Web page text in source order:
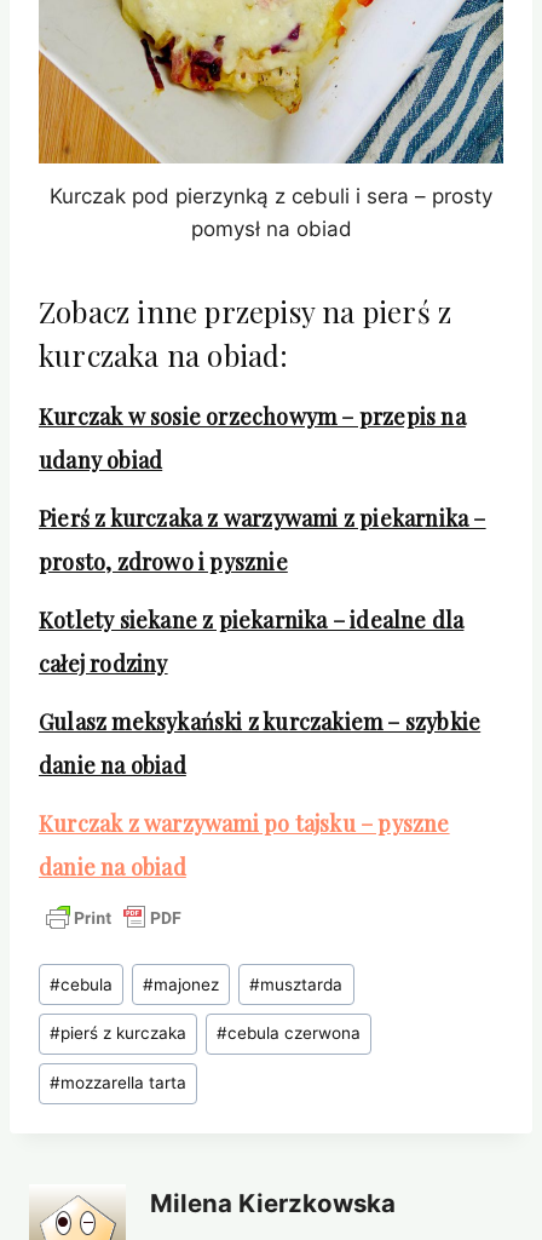
Kurczak pod pierzynką z cebuli i sera – prosty
pomysł na obiad
Zobacz inne przepisy na pierś z
kurczaka na obiad:
Kurczak w sosie orzechowym – przepis na
udany obiad
Pierś z kurczaka z warzywami z piekarnika –
prosto, zdrowo i pysznie
Kotlety siekane z piekarnika – idealne dla
całej rodziny
Gulasz meksykański z kurczakiem – szybkie
danie na obiad
Kurczak z warzywami po tajsku – pyszne
danie na obiad
Tagi
wpisu:
#cebula #majonez #musztarda
#pierś z kurczaka #cebula czerwona
#mozzarella tarta
Milena Kierzkowska